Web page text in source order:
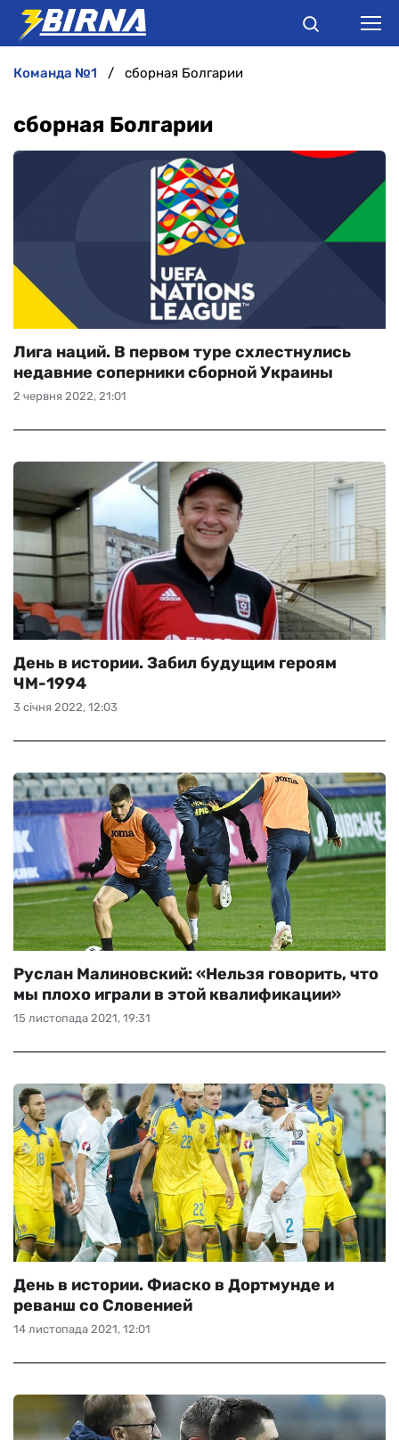
АНАЛІТИКА
БУКМЕКЕРИ
команда №1 сборная Болгарии
сборная Болгарии
2 червня 2022, 21:01
Лига наций. В первом туре схлестнулись
недавние соперники сборной Украины
3 січня 2022, 12:03
День в истории. Забил будущим героям
ЧМ-1994
15 листопада 2021, 19:31
Руслан Малиновский: «Нельзя говорить, что
мы плохо играли в этой квалификации»
14 листопада 2021, 12:01
День в истории. Фиаско в Дортмунде и
реванш со Словенией